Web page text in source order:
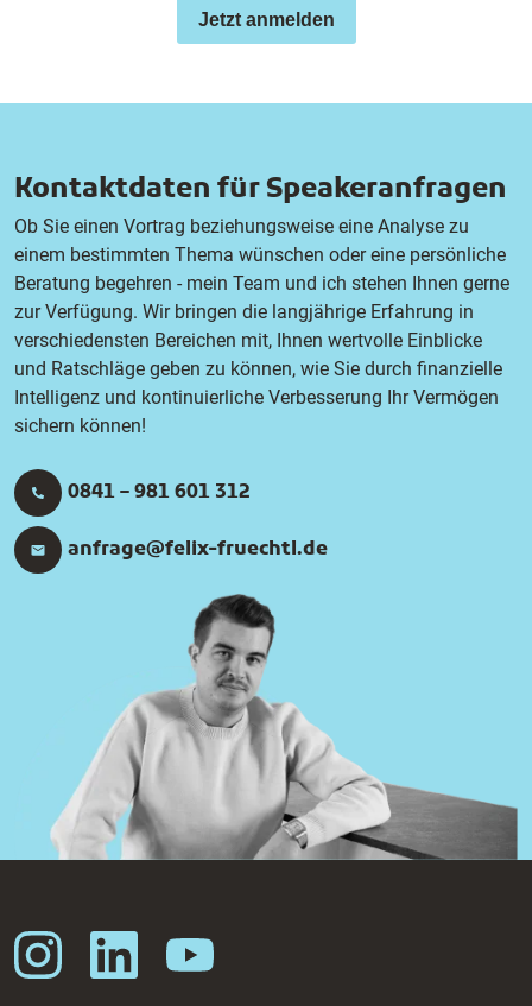
Jetzt anmelden
Kontaktdaten für Speakeranfragen
Ob Sie einen Vortrag beziehungsweise eine Analyse zu
einem bestimmten Thema wünschen oder eine persönliche
Beratung begehren - mein Team und ich stehen Ihnen gerne
zur Verfügung. Wir bringen die langjährige Erfahrung in
verschiedensten Bereichen mit, Ihnen wertvolle Einblicke
und Ratschläge geben zu können, wie Sie durch finanzielle
Intelligenz und kontinuierliche Verbesserung Ihr Vermögen
sichern können!
0841 – 981 601 312
anfrage@felix-fruechtl.de